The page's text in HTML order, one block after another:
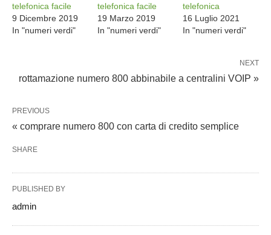
telefonica facile
9 Dicembre 2019
In "numeri verdi"
telefonica facile
19 Marzo 2019
In "numeri verdi"
telefonica
16 Luglio 2021
In "numeri verdi"
NEXT
rottamazione numero 800 abbinabile a centralini VOIP »
PREVIOUS
« comprare numero 800 con carta di credito semplice
SHARE
PUBLISHED BY
admin